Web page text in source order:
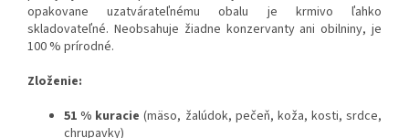
opakovane uzatvárateľnému obalu je krmivo ľahko
skladovateľné. Neobsahuje žiadne konzervanty ani obilniny, je
100 % prírodné.
Zloženie:
51 % kuracie (mäso, žalúdok, pečeň, koža, kosti, srdce,
chrupavky)